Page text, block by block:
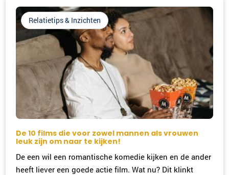
Relatietips & Inzichten
De 10 films die voor zowel mannen als vrouwen
leuk zijn om naar te kijken!
De een wil een romantische komedie kijken en de ander
heeft liever een goede actie film. Wat nu? Dit klinkt